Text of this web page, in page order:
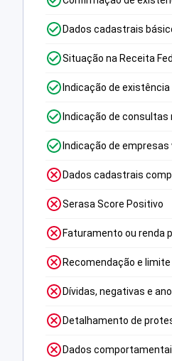
Dados cadastrais
Situação na Receita
Indicação de
Indicação de
Indicação de empresas
Dados cadastrais
Serasa Score Positivo
Faturamento ou renda
Recomendação e
Dívidas, negativas e
Detalhamento de
Dados